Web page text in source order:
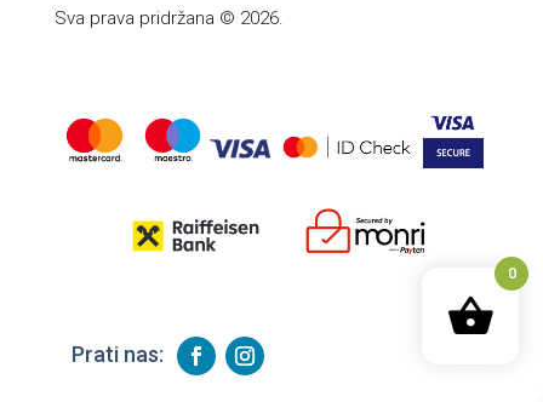
Sva prava pridržana © 2026.
Prati nas:
0